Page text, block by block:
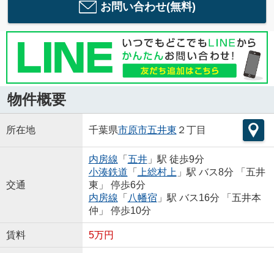
お問い合わせ(無料)
物件概要
所在地 千葉県市原市五井東 ２丁目
交通
内房線 「 五井」駅 徒歩9分
小湊鉄道 「 上総村上 」駅 バス8分 「五井
東」 停歩6分
内房線 「 八幡宿 」駅 バス16分 「五井本
仲」 停歩10分
賃料 5万円